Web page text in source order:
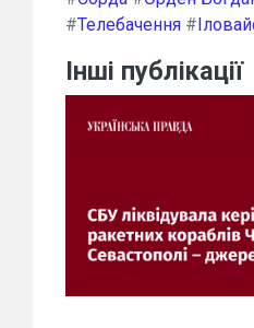
#Телебачення #
Інші публікації